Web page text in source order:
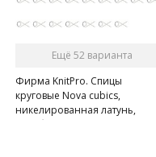
Ещё 52 варианта
Фирма KnitPro. Спицы
круговые Nova cubics,
никелированная латунь,
серебристый